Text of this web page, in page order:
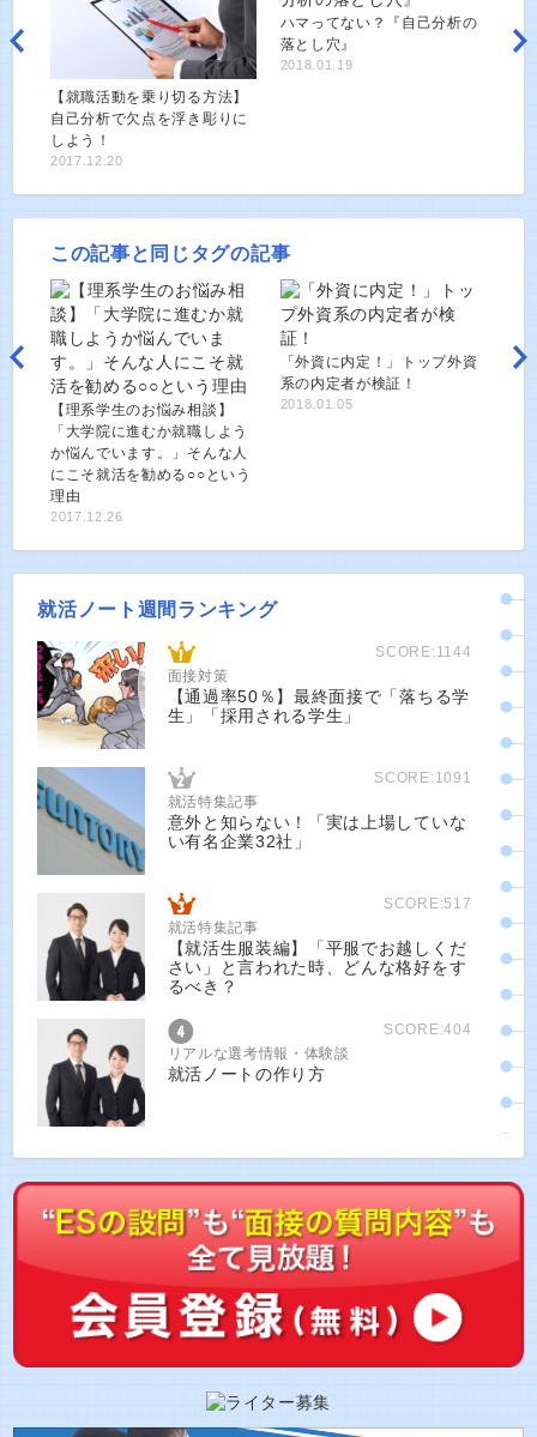
【就職活動を乗り切る方法】
自己分析で欠点を浮き彫りに
しよう！
2017.12.20
ハマってない？『自己分析の
落とし穴』
2018.01.19
この記事と同じタグの記事
【理系学生のお悩み相談】
「大学院に進むか就職しよう
か悩んでいます。」そんな人
にこそ就活を勧める○○という
理由
2017.12.26
「外資に内定！」トップ外資
系の内定者が検証！
2018.01.05
就活ノート週間ランキング
SCORE:1144
面接対策
【通過率50％】最終面接で「落ちる学
生」「採用される学生」
SCORE:1091
就活特集記事
意外と知らない！「実は上場していな
い有名企業32社」
SCORE:517
就活特集記事
【就活生服装編】「平服でお越しくだ
さい」と言われた時、どんな格好をす
るべき？
SCORE:404
リアルな選考情報・体験談
就活ノートの作り方